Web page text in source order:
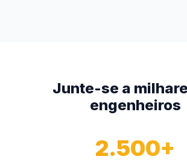
Junte-se a
engenheiros
2.500+